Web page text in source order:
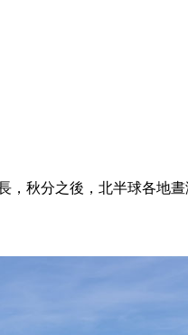
，秋分之後，北半球各地